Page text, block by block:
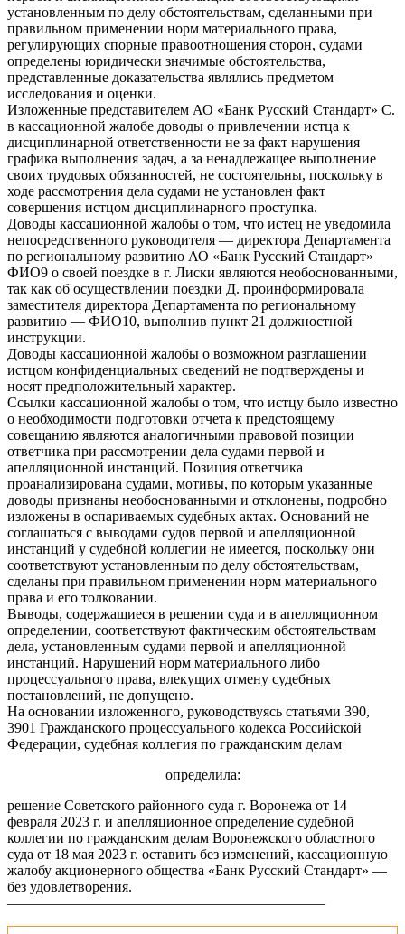
установленным по делу обстоятельствам, сделанными при
правильном применении норм материального права,
регулирующих спорные правоотношения сторон, судами
определены юридически значимые обстоятельства,
представленные доказательства являлись предметом
исследования и оценки.
Изложенные представителем АО «Банк Русский Стандарт» С.
в кассационной жалобе доводы о привлечении истца к
дисциплинарной ответственности не за факт нарушения
графика выполнения задач, а за ненадлежащее выполнение
своих трудовых обязанностей, не состоятельны, поскольку в
ходе рассмотрения дела судами не установлен факт
совершения истцом дисциплинарного проступка.
Доводы кассационной жалобы о том, что истец не уведомила
непосредственного руководителя — директора Департамента
по региональному развитию АО «Банк Русский Стандарт»
ФИО9 о своей поездке в г. Лиски являются необоснованными,
так как об осуществлении поездки Д. проинформировала
заместителя директора Департамента по региональному
развитию — ФИО10, выполнив пункт 21 должностной
инструкции.
Доводы кассационной жалобы о возможном разглашении
истцом конфиденциальных сведений не подтверждены и
носят предположительный характер.
Ссылки кассационной жалобы о том, что истцу было известно
о необходимости подготовки отчета к предстоящему
совещанию являются аналогичными правовой позиции
ответчика при рассмотрении дела судами первой и
апелляционной инстанций. Позиция ответчика
проанализирована судами, мотивы, по которым указанные
доводы признаны необоснованными и отклонены, подробно
изложены в оспариваемых судебных актах. Оснований не
соглашаться с выводами судов первой и апелляционной
инстанций у судебной коллегии не имеется, поскольку они
соответствуют установленным по делу обстоятельствам,
сделаны при правильном применении норм материального
права и его толковании.
Выводы, содержащиеся в решении суда и в апелляционном
определении, соответствуют фактическим обстоятельствам
дела, установленным судами первой и апелляционной
инстанций. Нарушений норм материального либо
процессуального права, влекущих отмену судебных
постановлений, не допущено.
На основании изложенного, руководствуясь статьями 390,
3901 Гражданского процессуального кодекса Российской
Федерации, судебная коллегия по гражданским делам
определила:
решение Советского районного суда г. Воронежа от 14
февраля 2023 г. и апелляционное определение судебной
коллегии по гражданским делам Воронежского областного
суда от 18 мая 2023 г. оставить без изменений, кассационную
жалобу акционерного общества «Банк Русский Стандарт» —
без удовлетворения.
——————————————————————